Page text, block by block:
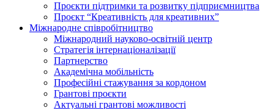
Проєкти підтримки та розвитку підприємництва
Проєкт “Креативність для креативних”
Міжнародне співробітництво
Міжнародний науково-освітній центр
Стратегія інтернаціоналізації
Партнерство
Академічна мобільність
Професійні стажування за кордоном
Грантові проєкти
Актуальні грантові можливості